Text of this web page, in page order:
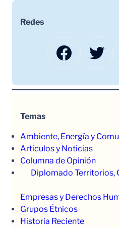
Redes
Facebook Twitter
Temas
Ambiente, Energía y
Artículos y Noticias
Columna de Opinión
Diplomado Territorios,
Empresas y Derechos
Grupos Étnicos
Historia Reciente